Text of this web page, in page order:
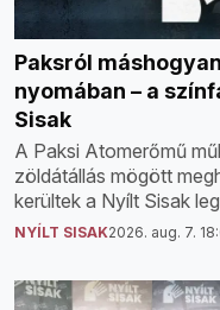
Paksról
nyomában – a
Sisak
A Paksi Atomerőmű
zöldátállás mögött
kerültek a Nyílt Sisak
NYÍLT SISAK2026. aug. 7.